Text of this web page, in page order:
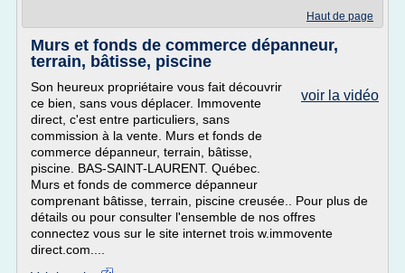
Haut de page
Murs et fonds de commerce dépanneur,
terrain, bâtisse, piscine
voir la vidéo
Son heureux propriétaire vous fait découvrir
ce bien, sans vous déplacer. Immovente
direct, c'est entre particuliers, sans
commission à la vente. Murs et fonds de
commerce dépanneur, terrain, bâtisse,
piscine. BAS-SAINT-LAURENT. Québec.
Murs et fonds de commerce dépanneur
comprenant bâtisse, terrain, piscine creusée.. Pour plus de
détails ou pour consulter l'ensemble de nos offres
connectez vous sur le site internet trois w.immovente
direct.com....